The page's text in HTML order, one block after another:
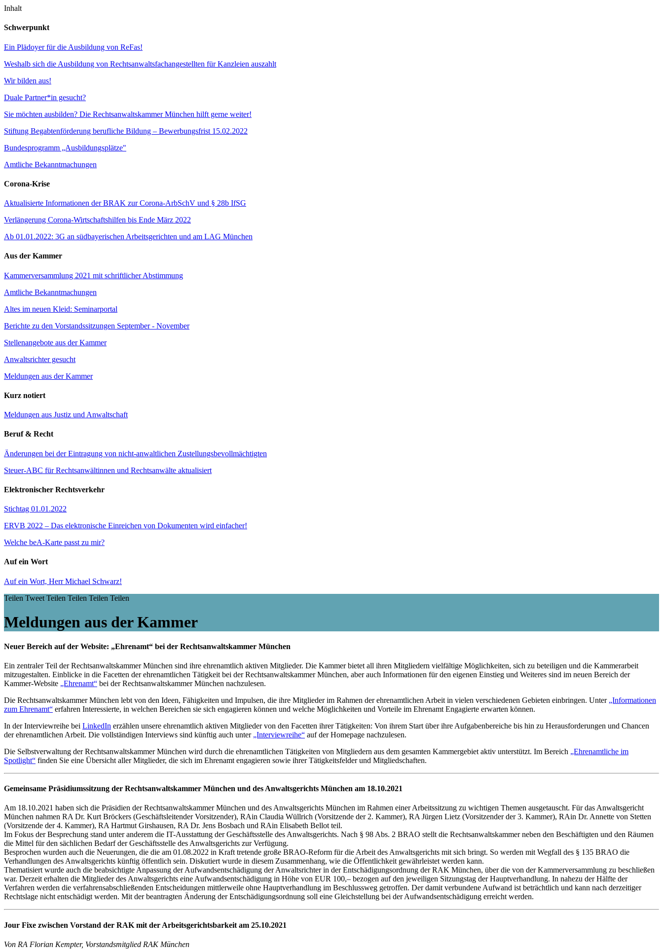
Inhalt
Schwerpunkt
Ein Plädoyer für die Ausbildung von ReFas!
Weshalb sich die Ausbildung von Rechtsanwaltsfachangestellten für Kanzleien auszahlt
Wir bilden aus!
Duale Partner*in gesucht?
Sie möchten ausbilden? Die Rechtsanwaltskammer München hilft gerne weiter!
Stiftung Begabtenförderung berufliche Bildung – Bewerbungsfrist 15.02.2022
Bundesprogramm „Ausbildungsplätze"
Amtliche Bekanntmachungen
Corona-Krise
Aktualisierte Informationen der BRAK zur Corona-ArbSchV und § 28b IfSG
Verlängerung Corona-Wirtschaftshilfen bis Ende März 2022
Ab 01.01.2022: 3G an südbayerischen Arbeitsgerichten und am LAG München
Aus der Kammer
Kammerversammlung 2021 mit schriftlicher Abstimmung
Amtliche Bekanntmachungen
Altes im neuen Kleid: Seminarportal
Berichte zu den Vorstandssitzungen September - November
Stellenangebote aus der Kammer
Anwaltsrichter gesucht
Meldungen aus der Kammer
Kurz notiert
Meldungen aus Justiz und Anwaltschaft
Beruf & Recht
Änderungen bei der Eintragung von nicht-anwaltlichen Zustellungsbevollmächtigten
Steuer-ABC für Rechtsanwältinnen und Rechtsanwälte aktualisiert
Elektronischer Rechtsverkehr
Stichtag 01.01.2022
ERVB 2022 – Das elektronische Einreichen von Dokumenten wird einfacher!
Welche beA-Karte passt zu mir?
Auf ein Wort
Auf ein Wort, Herr Michael Schwarz!
Teilen Tweet Teilen Teilen Teilen Teilen
Meldungen aus der Kammer
Neuer Bereich auf der Website: „Ehrenamt“ bei der Rechtsanwaltskammer München
Ein zentraler Teil der Rechtsanwaltskammer München sind ihre ehrenamtlich aktiven Mitglieder. Die Kammer bietet all ihren Mitgliedern vielfältige Möglichkeiten, sich zu beteiligen und die Kammerarbeit
mitzugestalten. Einblicke in die Facetten der ehrenamtlichen Tätigkeit bei der Rechtsanwaltskammer München, aber auch Informationen für den eigenen Einstieg und Weiteres sind im neuen Bereich der
Kammer-Website „Ehrenamt“ bei der Rechtsanwaltskammer München nachzulesen.
Die Rechtsanwaltskammer München lebt von den Ideen, Fähigkeiten und Impulsen, die ihre Mitglieder im Rahmen der ehrenamtlichen Arbeit in vielen verschiedenen Gebieten einbringen. Unter „Informationen
zum Ehrenamt“ erfahren Interessierte, in welchen Bereichen sie sich engagieren können und welche Möglichkeiten und Vorteile im Ehrenamt Engagierte erwarten können.
In der Interviewreihe bei LinkedIn erzählen unsere ehrenamtlich aktiven Mitglieder von den Facetten ihrer Tätigkeiten: Von ihrem Start über ihre Aufgabenbereiche bis hin zu Herausforderungen und Chancen
der ehrenamtlichen Arbeit. Die vollständigen Interviews sind künftig auch unter „Interviewreihe“ auf der Homepage nachzulesen.
Die Selbstverwaltung der Rechtsanwaltskammer München wird durch die ehrenamtlichen Tätigkeiten von Mitgliedern aus dem gesamten Kammergebiet aktiv unterstützt. Im Bereich „Ehrenamtliche im
Spotlight“ finden Sie eine Übersicht aller Mitglieder, die sich im Ehrenamt engagieren sowie ihrer Tätigkeitsfelder und Mitgliedschaften.
Gemeinsame Präsidiumssitzung der Rechtsanwaltskammer München und des Anwaltsgerichts München am 18.10.2021
Am 18.10.2021 haben sich die Präsidien der Rechtsanwaltskammer München und des Anwaltsgerichts München im Rahmen einer Arbeitssitzung zu wichtigen Themen ausgetauscht. Für das Anwaltsgericht
München nahmen RA Dr. Kurt Bröckers (Geschäftsleitender Vorsitzender), RAin Claudia Wüllrich (Vorsitzende der 2. Kammer), RA Jürgen Lietz (Vorsitzender der 3. Kammer), RAin Dr. Annette von Stetten
(Vorsitzende der 4. Kammer), RA Hartmut Girshausen, RA Dr. Jens Bosbach und RAin Elisabeth Bellot teil.
Im Fokus der Besprechung stand unter anderem die IT-Ausstattung der Geschäftsstelle des Anwaltsgerichts. Nach § 98 Abs. 2 BRAO stellt die Rechtsanwaltskammer neben den Beschäftigten und den Räumen
die Mittel für den sächlichen Bedarf der Geschäftsstelle des Anwaltsgerichts zur Verfügung.
Besprochen wurden auch die Neuerungen, die die am 01.08.2022 in Kraft tretende große BRAO-Reform für die Arbeit des Anwaltsgerichts mit sich bringt. So werden mit Wegfall des § 135 BRAO die
Verhandlungen des Anwaltsgerichts künftig öffentlich sein. Diskutiert wurde in diesem Zusammenhang, wie die Öffentlichkeit gewährleistet werden kann.
Thematisiert wurde auch die beabsichtigte Anpassung der Aufwandsentschädigung der Anwaltsrichter in der Entschädigungsordnung der RAK München, über die von der Kammerversammlung zu beschließen
war. Derzeit erhalten die Mitglieder des Anwaltsgerichts eine Aufwandsentschädigung in Höhe von EUR 100,– bezogen auf den jeweiligen Sitzungstag der Hauptverhandlung. In nahezu der Hälfte der
Verfahren werden die verfahrensabschließenden Entscheidungen mittlerweile ohne Hauptverhandlung im Beschlussweg getroffen. Der damit verbundene Aufwand ist beträchtlich und kann nach derzeitiger
Rechtslage nicht entschädigt werden. Mit der beantragten Änderung der Entschädigungsordnung soll eine Gleichstellung bei der Aufwandsentschädigung erreicht werden.
Jour Fixe zwischen Vorstand der RAK mit der Arbeitsgerichtsbarkeit am 25.10.2021
Von RA Florian Kempter, Vorstandsmitglied RAK München